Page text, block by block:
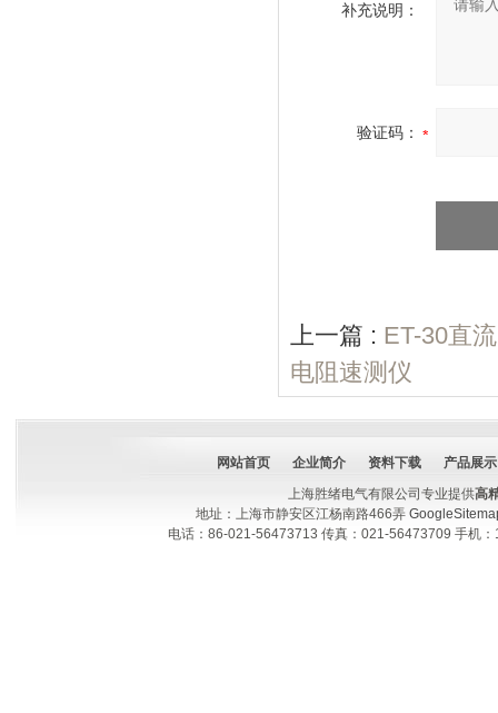
补充说明：
验证码：
上一篇 : ET-30直
电阻速测仪
网站首页 企业简介 资料下载
产品展示
上海胜绪电气有限公司专业提供高
地址：上海市静安区江杨南路466弄
电话：86-021-56473713 传真：021-56473709 手机